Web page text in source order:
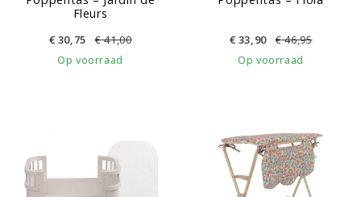
Fleurs
€ 30,75 €41,00
Op voorraad
€ 33,90 €46,95
Op voorraad